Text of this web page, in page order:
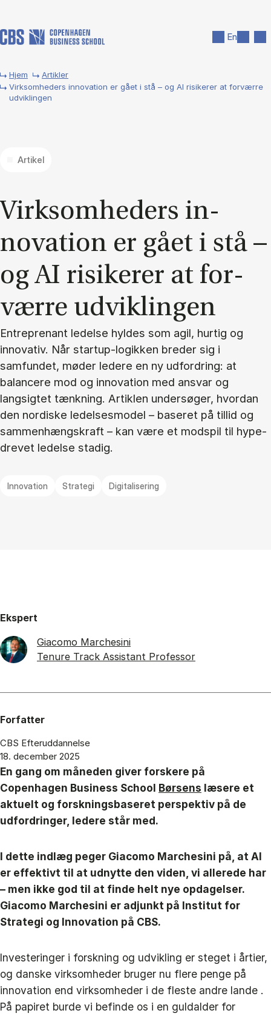
En
Hjem
Artikler
Virksomheders innovation er gået i stå – og AI risikerer at forværre
udviklingen
Artikel
Virk­som­he­ders in­
nova­tion er gået i stå –
og AI ri­si­ke­rer at for­
vær­re ud­vik­lin­gen
Entreprenant ledelse hyldes som agil, hurtig og
innovativ. Når startup-logikken breder sig i
samfundet, møder ledere en ny udfordring: at
balancere mod og innovation med ansvar og
langsigtet tænkning. Artiklen undersøger, hvordan
den nordiske ledelsesmodel – baseret på tillid og
sammenhængskraft – kan være et modspil til hype-
drevet ledelse stadig.
Innovation Strategi Digitalisering
Ekspert
Giacomo Marchesini
Tenure Track Assistant Professor
Forfatter
CBS Efteruddannelse
18. december 2025
En gang om måneden giver forskere på
Copenhagen Business School Børsens læsere et
aktuelt og forskningsbaseret perspektiv på de
udfordringer, ledere står med.
I dette indlæg peger Giacomo Marchesini på, at AI
er effektivt til at udnytte den viden, vi allerede har
– men ikke god til at finde helt nye opdagelser.
Giacomo Marchesini er adjunkt på Institut for
Strategi og Innovation på CBS.
Investeringer i forskning og udvikling er steget i årtier,
og danske virksomheder bruger nu flere penge på
innovation end virksomheder i de fleste andre lande .
På papiret burde vi befinde os i en guldalder for